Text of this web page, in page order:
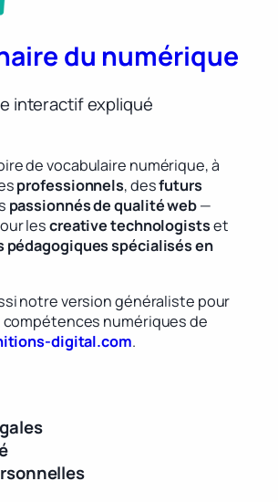
du numérique
interactif expliqué
de vocabulaire numérique, à
professionnels, desfuturs
passionnés de qualité web—
lescreative technologistset
pédagogiques spécialisés en
notre version généraliste pour
numériques de
digital.com.